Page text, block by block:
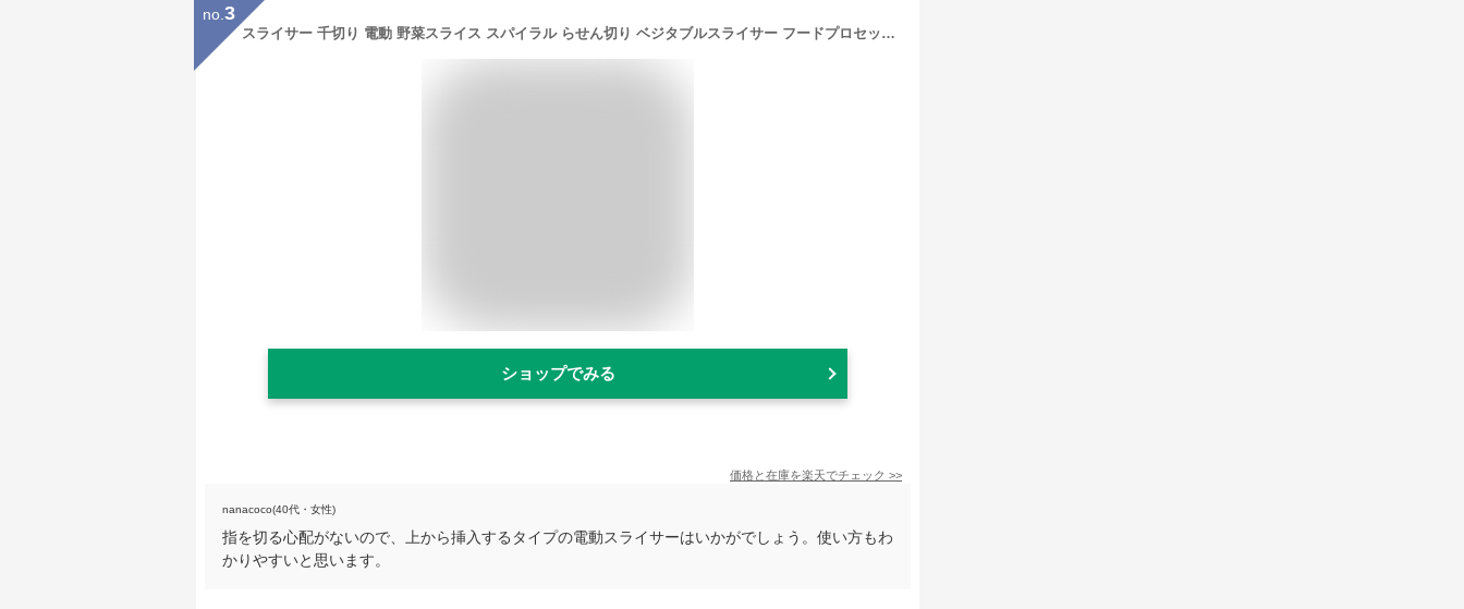
no. 3
スライサー 千切り 電動 野菜スライス スパイラル らせん切り ベジタブルスライサー フードプロセッサー ギフト｜COK-YK55A-W 08-3838 オーム電機
ショップでみる
価格と在庫を楽天でチェック >>
nanacoco(40代・女性)
指を切る心配がないので、上から挿入するタイプの電動スライサーはいかがでしょう。使い方もわ
かりやすいと思います。